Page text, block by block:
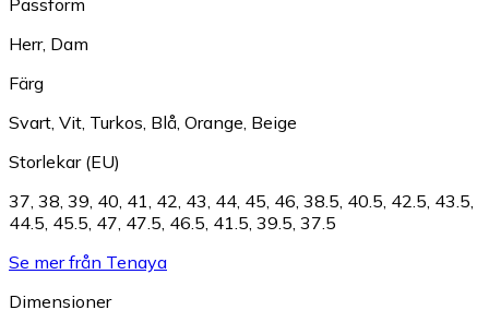
Passform
Herr, Dam
Färg
Svart, Vit, Turkos, Blå, Orange, Beige
Storlekar (EU)
37, 38, 39, 40, 41, 42, 43, 44, 45, 46, 38.5, 40.5, 42.5, 43.5,
44.5, 45.5, 47, 47.5, 46.5, 41.5, 39.5, 37.5
Se mer från Tenaya
Dimensioner